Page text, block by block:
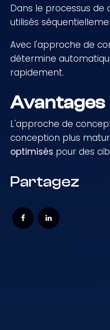
Dans le processus
utilisés
Avec l'approche de
détermine
rapidement.
Avantages
L'approche de
conception plus
optimisés pour des
Partagez